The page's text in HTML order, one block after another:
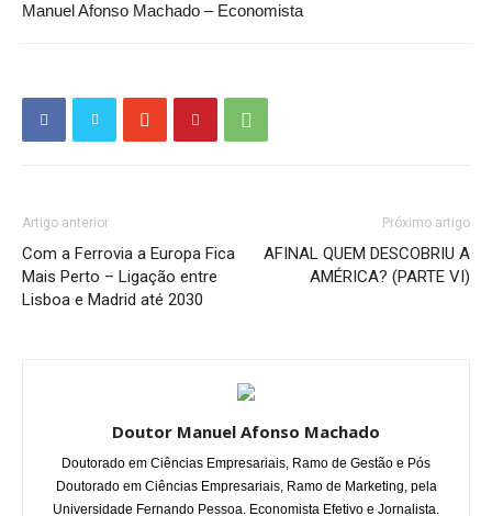
Manuel Afonso Machado – Economista
Artigo anterior
Com a Ferrovia a Europa Fica
Mais Perto – Ligação entre
Lisboa e Madrid até 2030
Próximo artigo
AFINAL QUEM DESCOBRIU A
AMÉRICA? (PARTE VI)
Doutor Manuel Afonso Machado
Doutorado em Ciências Empresariais, Ramo de Gestão e Pós
Doutorado em Ciências Empresariais, Ramo de Marketing, pela
Universidade Fernando Pessoa. Economista Efetivo e Jornalista.